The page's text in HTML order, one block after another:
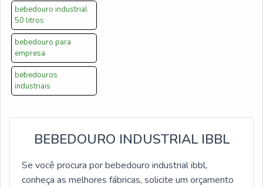
bebedouro industrial
50 litros
bebedouro para
empresa
bebedouros
industriais
BEBEDOURO INDUSTRIAL IBBL
Se você procura por bebedouro industrial ibbl,
conheça as melhores fábricas, solicite um orçamento